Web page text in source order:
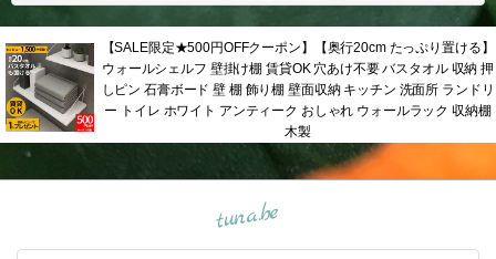
【SALE限定★500円OFFクーポン】【奥行20cm たっぷり置ける】
ウォールシェルフ 壁掛け棚 賃貸OK 穴あけ不要 バスタオル 収納 押
しピン 石膏ボード 壁 棚 飾り棚 壁面収納 キッチン 洗面所 ランドリ
ー トイレ ホワイト アンティーク おしゃれ ウォールラック 収納棚
木製
tuna.be